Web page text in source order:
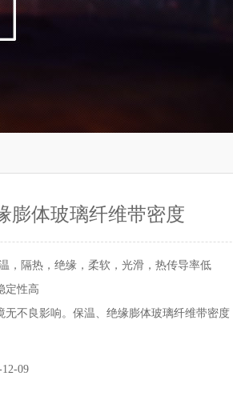
膨体玻璃纤维带密度
，隔热，绝缘，柔软，光滑，热传导率低
定性高
无不良影响。保温、绝缘膨体玻璃纤维带密度
12-09